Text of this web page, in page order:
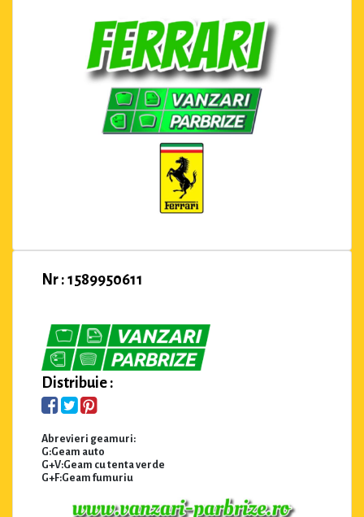
Nr : 1589950611
Distribuie :
Abrevieri geamuri:
G:Geam auto
G+V:Geam cu tenta verde
G+F:Geam fumuriu